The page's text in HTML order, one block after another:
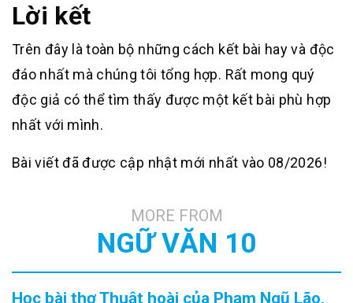
Lời kết
Trên đây là toàn bộ những cách kết bài hay và độc
đáo nhất mà chúng tôi tổng hợp. Rất mong quý
độc giả có thể tìm thấy được một kết bài phù hợp
nhất với mình.
Bài viết đã được cập nhật mới nhất vào 08/2026!
MORE FROM
NGỮ VĂN 10
Học bài thơ Thuật hoài của Phạm Ngũ Lão,